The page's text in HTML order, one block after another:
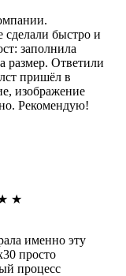
сделали быстро и
заполнила
размер. Ответили
пришёл в
изображение
Рекомендую!
★
именно эту
просто
процесс